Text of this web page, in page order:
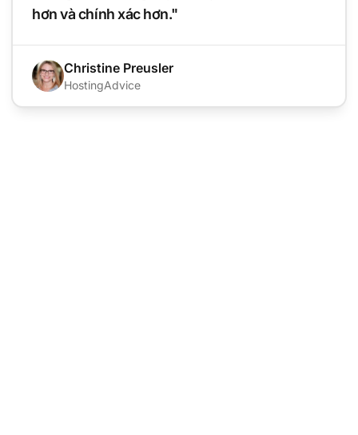
hơn và chính xác hơn."
Christine Preusler
HostingAdvice